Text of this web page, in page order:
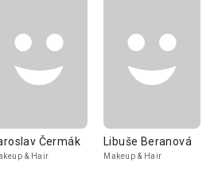
Čermák
& Hair
Libuše Beranová
Makeup & Hair